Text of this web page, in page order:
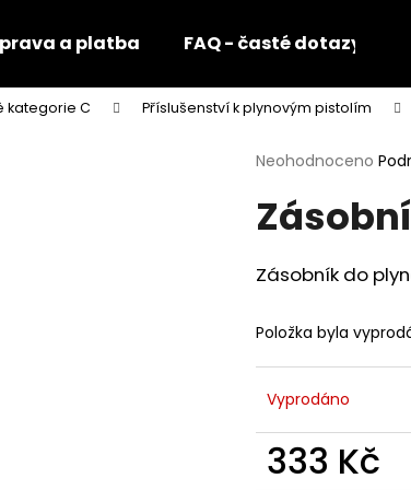
a platba FAQ - časté dotazy
kategorie C Příslušenství k plynovým pistolím
Průměrné
produktu
je
z
5
Neohodnoceno
Zásobník do
Položka byla
Vyprodáno
333 Kč
Co potřebujete najít?
HLEDAT